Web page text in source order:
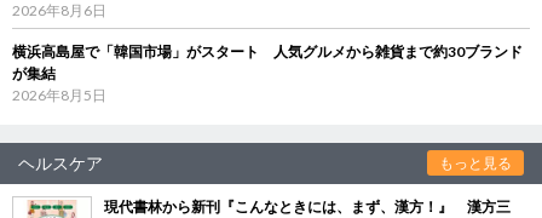
2026年8月6日
横浜高島屋で「韓国市場」がスタート 人気グルメから雑貨まで約30ブランド
が集結
2026年8月5日
ヘルスケア もっと見る
現代書林から新刊『こんなときには、まず、漢方！』 漢方三